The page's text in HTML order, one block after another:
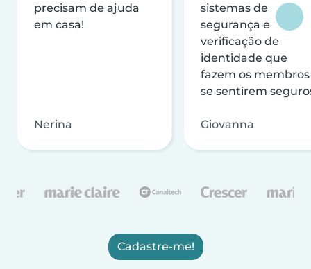
precisam de ajuda
em casa!
Nerina
sistemas de
segurança e
verificação de
identidade que
fazem os membros
se sentirem
Giovanna
Cadastre-me!